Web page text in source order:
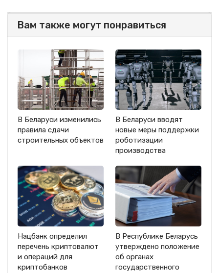
Вам также могут понравиться
В Беларуси изменились
правила сдачи
строительных объектов
В Беларуси вводят
новые меры поддержки
роботизации
производства
Нацбанк определил
перечень криптовалют
и операций для
криптобанков
В Республике Беларусь
утверждено положение
об органах
государственного